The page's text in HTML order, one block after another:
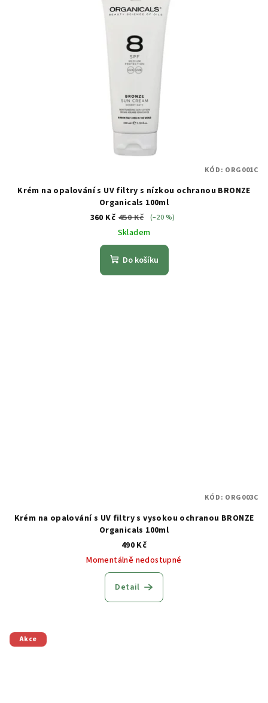
Krém na opalování s UV filtry s nízkou ochranou BRONZE
Organicals 100ml
360 Kč 450 Kč (–20 %)
Skladem
Do košíku
KÓD: ORG001C
Krém na opalování s UV filtry s vysokou ochranou BRONZE
Organicals 100ml
490 Kč
Momentálně nedostupné
Detail
KÓD: ORG003C
Akce